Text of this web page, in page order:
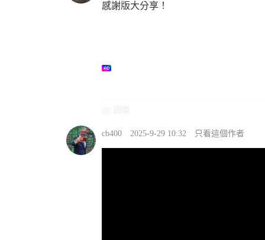
感謝版大分享！
cb400 2025-9-29 10:32 只看這個作者